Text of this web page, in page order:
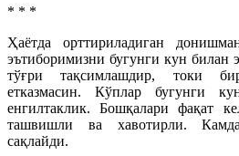
* * *
Ҳаётда орттириладиган
эътиборимизни бугунги кун билан
тўғри тақсимлашдир, токи
етказмасин. Кўплар бугунги
енгилтаклик. Бошқалари фақат
ташвишли ва хавотирли.
сақлайди.